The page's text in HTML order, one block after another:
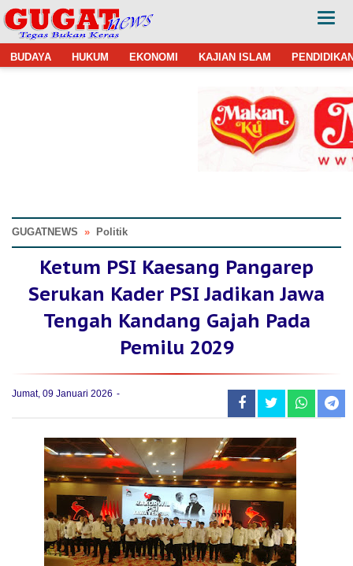
BUDAYA HUKUM EKONOMI KAJIAN ISLAM
GUGATNEWS » Politik
Ketum PSI Kaesang Pangarep
Serukan Kader PSI Jadikan Jawa
Tengah Kandang Gajah Pada
Pemilu 2029
Jumat, 09 Januari 2026